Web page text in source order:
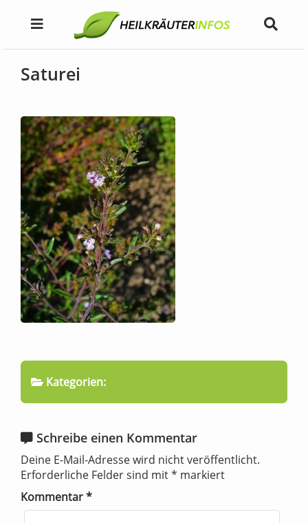
Saturei
Kategorien:
Schreibe einen Kommentar
Deine E-Mail-Adresse wird nicht veröffentlicht.
Erforderliche Felder sind mit* markiert
Kommentar*